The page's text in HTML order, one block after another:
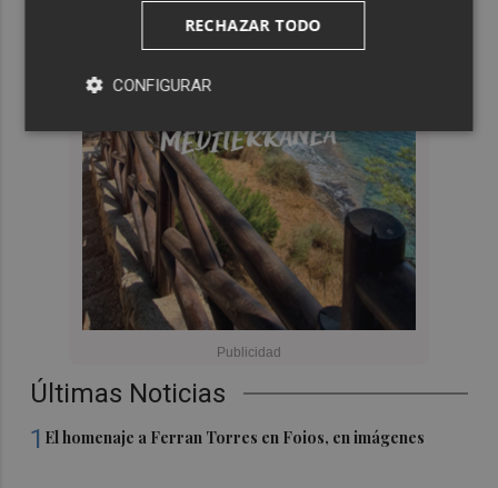
Últimas Noticias
1 El homenaje a Ferran Torres en Foios, en imágenes
RECHAZAR TODO
CONFIGURAR